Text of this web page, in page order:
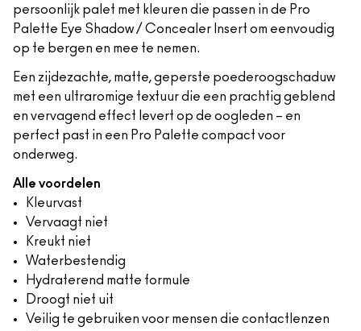
persoonlijk palet met kleuren die passen in de Pro
Palette Eye Shadow / Concealer Insert om eenvoudig
op te bergen en mee te nemen.
Een zijdezachte, matte, geperste poederoogschaduw
met een ultraromige textuur die een prachtig geblend
en vervagend effect levert op de oogleden – en
perfect past in een Pro Palette compact voor
onderweg.
Alle voordelen
Kleurvast
Vervaagt niet
Kreukt niet
Waterbestendig
Hydraterend matte formule
Droogt niet uit
Veilig te gebruiken voor mensen die contactlenzen